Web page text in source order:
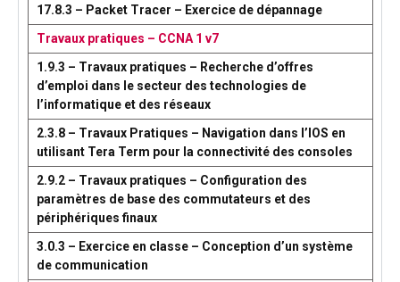
17.8.3 – Packet Tracer – Exercice de dépannage
Travaux pratiques – CCNA 1 v7
1.9.3 – Travaux pratiques – Recherche d’offres
d’emploi dans le secteur des technologies de
l’informatique et des réseaux
2.3.8 – Travaux Pratiques – Navigation dans l’IOS en
utilisant Tera Term pour la connectivité des consoles
2.9.2 – Travaux pratiques – Configuration des
paramètres de base des commutateurs et des
périphériques finaux
3.0.3 – Exercice en classe – Conception d’un système
de communication